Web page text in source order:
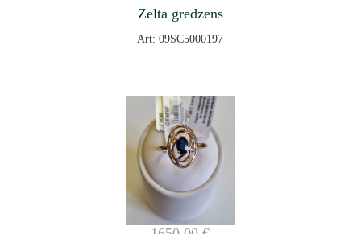
Zelta gredzens
Art: 09SC5000197